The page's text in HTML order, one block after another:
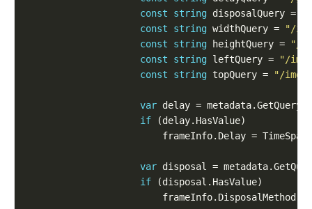
const
string disposalQuery =
const
string widthQuery =
"/
const
string heightQuery =
"/
const
string leftQuery =
"/
const
string topQuery = "/
var delay =
if
frameInfo.Delay =
var disposal =
if